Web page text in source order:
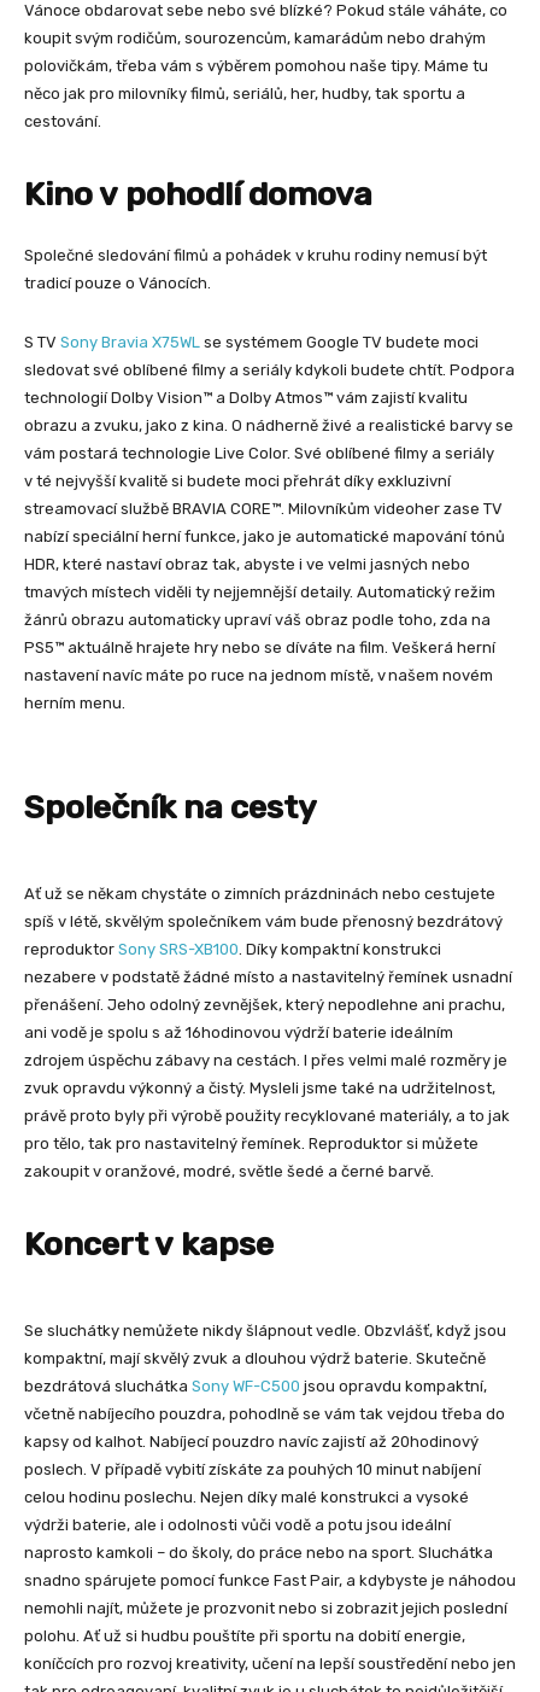
Vánoce obdarovat sebe nebo své blízké? Pokud stále váháte, co
koupit svým rodičům, sourozencům, kamarádům nebo drahým
polovičkám, třeba vám s výběrem pomohou naše tipy. Máme tu
něco jak pro milovníky filmů, seriálů, her, hudby, tak sportu a
cestování.
Kino v pohodlí domova
Společné sledování filmů a pohádek v kruhu rodiny nemusí být
tradicí pouze o Vánocích.
S TV Sony Bravia X75WL se systémem Google TV budete moci
sledovat své oblíbené filmy a seriály kdykoli budete chtít. Podpora
technologií Dolby Vision™ a Dolby Atmos™ vám zajistí kvalitu
obrazu a zvuku, jako z kina. O nádherně živé a realistické barvy se
vám postará technologie Live Color. Své oblíbené filmy a seriály
v té nejvyšší kvalitě si budete moci přehrát díky exkluzivní
streamovací službě BRAVIA CORE™. Milovníkům videoher zase TV
nabízí speciální herní funkce, jako je automatické mapování tónů
HDR, které nastaví obraz tak, abyste i ve velmi jasných nebo
tmavých místech viděli ty nejjemnější detaily. Automatický režim
žánrů obrazu automaticky upraví váš obraz podle toho, zda na
PS5™ aktuálně hrajete hry nebo se díváte na film. Veškerá herní
nastavení navíc máte po ruce na jednom místě, v našem novém
herním menu.
Společník na cesty
Ať už se někam chystáte o zimních prázdninách nebo cestujete
spíš v létě, skvělým společníkem vám bude přenosný bezdrátový
reproduktor Sony SRS-XB100. Díky kompaktní konstrukci
nezabere v podstatě žádné místo a nastavitelný řemínek usnadní
přenášení. Jeho odolný zevnějšek, který nepodlehne ani prachu,
ani vodě je spolu s až 16hodinovou výdrží baterie ideálním
zdrojem úspěchu zábavy na cestách. I přes velmi malé rozměry je
zvuk opravdu výkonný a čistý. Mysleli jsme také na udržitelnost,
právě proto byly při výrobě použity recyklované materiály, a to jak
pro tělo, tak pro nastavitelný řemínek. Reproduktor si můžete
zakoupit v oranžové, modré, světle šedé a černé barvě.
Koncert v kapse
Se sluchátky nemůžete nikdy šlápnout vedle. Obzvlášť, když jsou
kompaktní, mají skvělý zvuk a dlouhou výdrž baterie. Skutečně
bezdrátová sluchátka Sony WF-C500 jsou opravdu kompaktní,
včetně nabíjecího pouzdra, pohodlně se vám tak vejdou třeba do
kapsy od kalhot. Nabíjecí pouzdro navíc zajistí až 20hodinový
poslech. V případě vybití získáte za pouhých 10 minut nabíjení
celou hodinu poslechu. Nejen díky malé konstrukci a vysoké
výdrži baterie, ale i odolnosti vůči vodě a potu jsou ideální
naprosto kamkoli – do školy, do práce nebo na sport. Sluchátka
snadno spárujete pomocí funkce Fast Pair, a kdybyste je náhodou
nemohli najít, můžete je prozvonit nebo si zobrazit jejich poslední
polohu. Ať už si hudbu pouštíte při sportu na dobití energie,
koníčcích pro rozvoj kreativity, učení na lepší soustředění nebo jen